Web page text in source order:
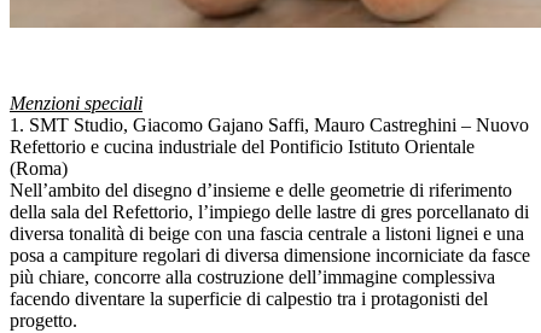
Menzioni speciali
1. SMT Studio, Giacomo Gajano Saffi, Mauro Castreghini – Nuovo
Refettorio e cucina industriale del Pontificio Istituto Orientale
(Roma)
Nell’ambito del disegno d’insieme e delle geometrie di riferimento
della sala del Refettorio, l’impiego delle lastre di gres porcellanato di
diversa tonalità di beige con una fascia centrale a listoni lignei e una
posa a campiture regolari di diversa dimensione incorniciate da fasce
più chiare, concorre alla costruzione dell’immagine complessiva
facendo diventare la superficie di calpestio tra i protagonisti del
progetto.